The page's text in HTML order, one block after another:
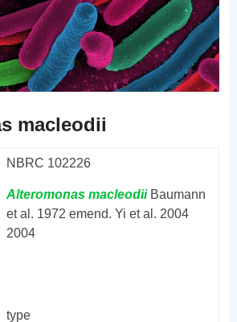
macleodii
NBRC 102226
Alteromonas macleodiiBaumann
et al. 1972 emend. Yi et al. 2004
2004
type